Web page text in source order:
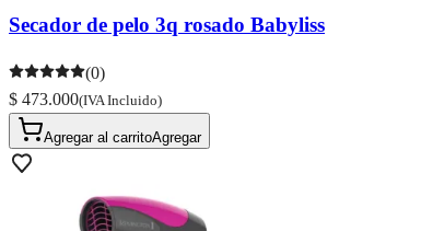
Secador de pelo 3q rosado Babyliss
(0)
$ 473.000(IVA Incluido)
Agregar al carritoAgregar